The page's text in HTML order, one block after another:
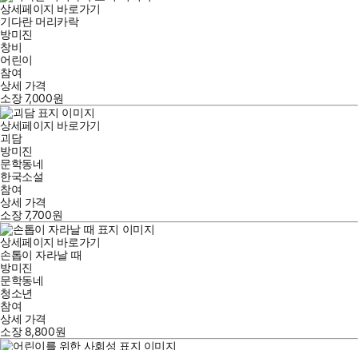
상세페이지 바로가기
기다란 머리카락
방미진
창비
어린이
참여
상세 가격
소장7,000원
상세페이지 바로가기
괴담
방미진
문학동네
한국소설
참여
상세 가격
소장7,700원
상세페이지 바로가기
손톱이 자라날 때
방미진
문학동네
청소년
참여
상세 가격
소장 8,800원